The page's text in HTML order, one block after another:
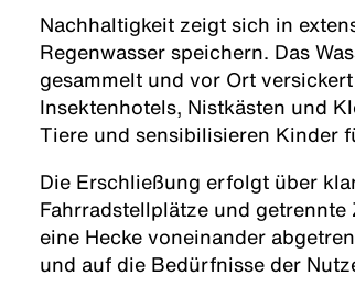
Nachhaltigkeit zeigt sich in
Regenwasser speichern. Das
gesammelt und vor Ort
Insektenhotels, Nistkästen und
Tiere und sensibilisieren Kinder
Die Erschließung erfolgt über
Fahrradstellplätze und
eine Hecke voneinander
und auf die Bedürfnisse der